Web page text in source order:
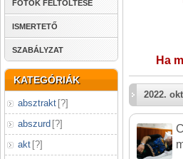
FOTÓK FELTÖLTÉSE
ISMERTETŐ
SZABÁLYZAT
KATEGÓRIÁK
absztrakt [?]
abszurd [?]
akt [?]
Ha
2022.